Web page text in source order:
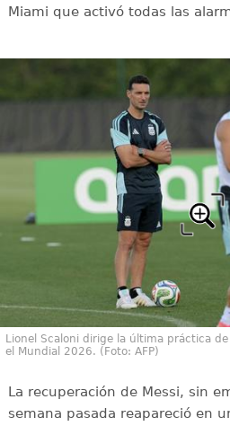
Miami que activó todas las
Lionel Scaloni dirige la última práctica
el Mundial 2026. (Foto: AFP)
La recuperación de Messi, sin
semana pasada reapareció en